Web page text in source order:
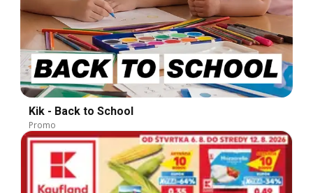
Kik - Back to School
Promo